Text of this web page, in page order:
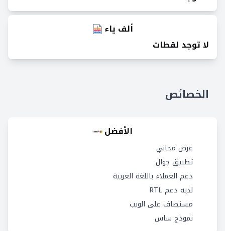
ألف ياء
لا توجد لقطات
الخصائص
الأفضل
عرض مجاني
تطبيق جوال
دعم العملاء باللغة العربية
لديه دعم RTL
مستضاف على الويب
نموذج ساس